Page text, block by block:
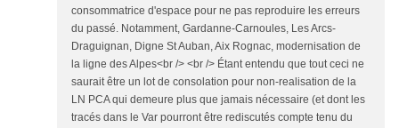
consommatrice d'espace pour ne pas reproduire les erreurs
du passé. Notamment, Gardanne-Carnoules, Les Arcs-
Draguignan, Digne St Auban, Aix Rognac, modernisation de
la ligne des Alpes<br /> <br /> Étant entendu que tout ceci ne
saurait être un lot de consolation pour non-realisation de la
LN PCA qui demeure plus que jamais nécessaire (et dont les
tracés dans le Var pourront être rediscutés compte tenu du